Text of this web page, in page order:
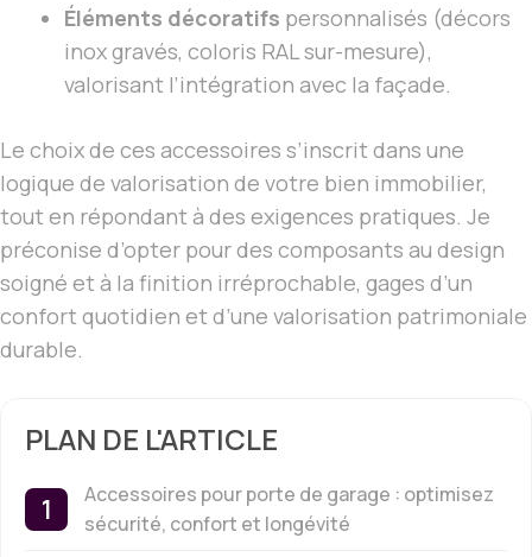
Éléments décoratifs personnalisés (décors
inox gravés, coloris RAL sur-mesure),
valorisant l’intégration avec la façade.
Le choix de ces accessoires s’inscrit dans une
logique de valorisation de votre bien immobilier,
tout en répondant à des exigences pratiques. Je
préconise d’opter pour des composants au design
soigné et à la finition irréprochable, gages d’un
confort quotidien et d’une valorisation patrimoniale
durable.
PLAN DE L'ARTICLE
Accessoires pour porte de garage : optimisez
sécurité, confort et longévité